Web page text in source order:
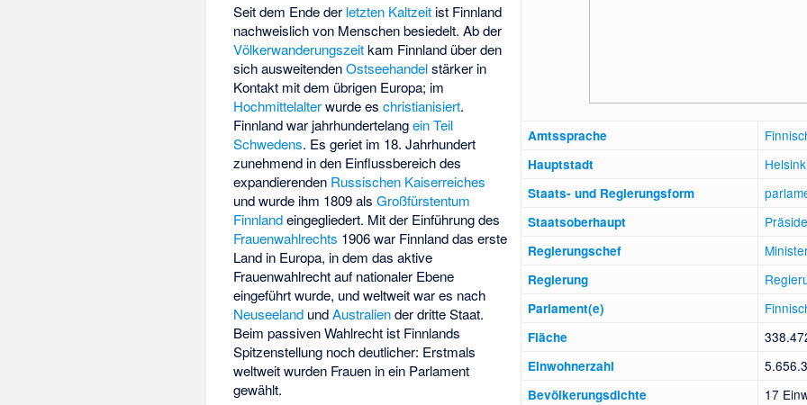
Amtssprache
Hauptstadt
Staats- und Regierungsform
Staatsoberhaupt
Regierungschef
Regierung
Parlament(e)
Fläche
Einwohnerzahl
Bevölkerungsdichte 17
Seit dem Ende der letzten Kaltzeit ist Finnland
nachweislich von Menschen besiedelt. Ab der
Völkerwanderungszeitkam Finnland über den
sich ausweitendenOstseehandelstärker in
Kontakt mit dem übrigen Europa; im
Hochmittelalterwurde eschristianisiert.
Finnland war jahrhundertelangein Teil
Schwedens. Es geriet im 18. Jahrhundert
zunehmend in den Einflussbereich des
expandierenden Russischen Kaiserreiches
und wurde ihm 1809 alsGroßfürstentum
Finnlandeingegliedert. Mit der Einführung des
Frauenwahlrechts 1906 war Finnland das erste
Land in Europa, in dem das aktive
Frauenwahlrecht auf nationaler Ebene
eingeführt wurde, und weltweit war es nach
Neuseeland undAustraliender dritte Staat.
Beim passiven Wahlrecht ist Finnlands
Spitzenstellung noch deutlicher: Erstmals
weltweit wurden Frauen in ein Parlament
gewählt.